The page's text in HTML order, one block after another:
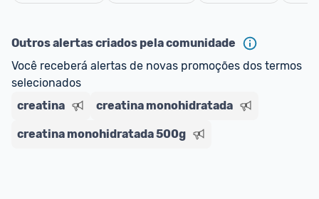
E lembre-se: você sempre pode contar ajuda da
comunidade para tirar dúvidas ou acionar os
nossos Admins marcando
comentário ou através do Fale com o Promobit.
Outros alertas criados pela comunidade
Você receberá alertas de novas promoções dos termos
selecionados
creatina
creatina monohidratada
creatina monohidratada 500g